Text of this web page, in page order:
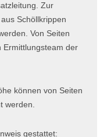
Zur
Schöllkrippen
Von Seiten
Ermittlungsteam der
können von Seiten
werden.
gestattet: